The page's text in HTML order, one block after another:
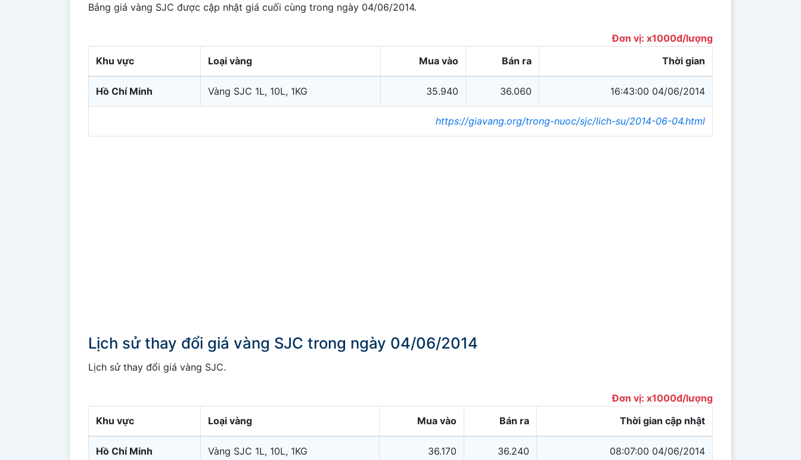
Bảng giá vàng SJC được cập nhật giá cuối cùng trong ngày 04/06/2014.
Đơn vị: x1000đ/lượng
Khu vực
Loại vàng Mua vào Bán ra Thời gian
Hồ Chí Minh Vàng SJC 1L, 10L, 1KG 35.940 36.060 16:43:00 04/06/2014
https://giavang.org/trong-nuoc/sjc/lich-su/2014-06-04.html
Lịch sử thay đổi giá vàng SJC trong ngày 04/06/2014
Lịch sử thay đổi giá vàng SJC.
Đơn vị: x1000đ/lượng
Khu vực
Loại vàng Mua vào Bán ra Thời gian cập nhật
Hồ Chí Minh Vàng SJC 1L, 10L, 1KG 36.170 36.240 08:07:00 04/06/2014